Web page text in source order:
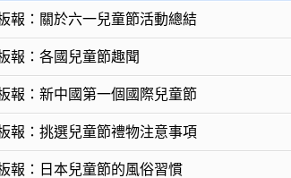
報：關於六一兒童節活動總結
報：各國兒童節趣聞
報：新中國第一個國際兒童節
報：挑選兒童節禮物注意事項
報：日本兒童節的風俗習慣